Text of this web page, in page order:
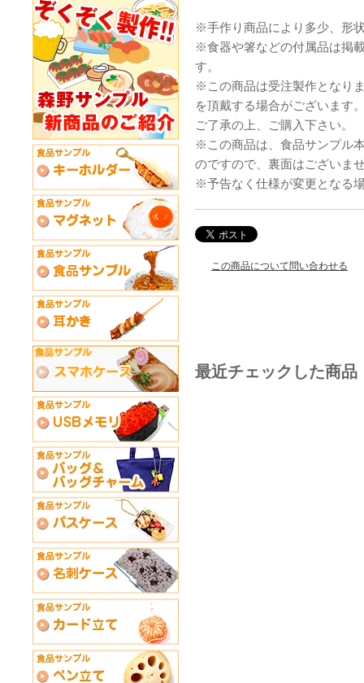
※手作り商品により多少、形
※食器や箸などの付属品は掲
す。
※この商品は受注製作となり
を頂戴する場合がございます
ご了承の上、ご購入下さい。
※この商品は、食品サンプル
のですので、裏面はございま
※予告なく仕様が変更となる
この商品について問い合わせる
最近チェックした商品